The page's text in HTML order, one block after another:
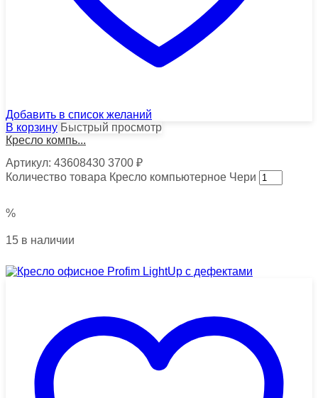
Добавить в список желаний
В корзину Быстрый просмотр
Кресло компь...
Артикул: 43608430 3700 ₽
Количество товара Кресло компьютерное Чери
%
15 в наличии